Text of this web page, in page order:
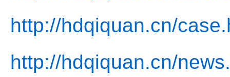
http://hdqiquan.cn/
http://hdqiquan.cn/